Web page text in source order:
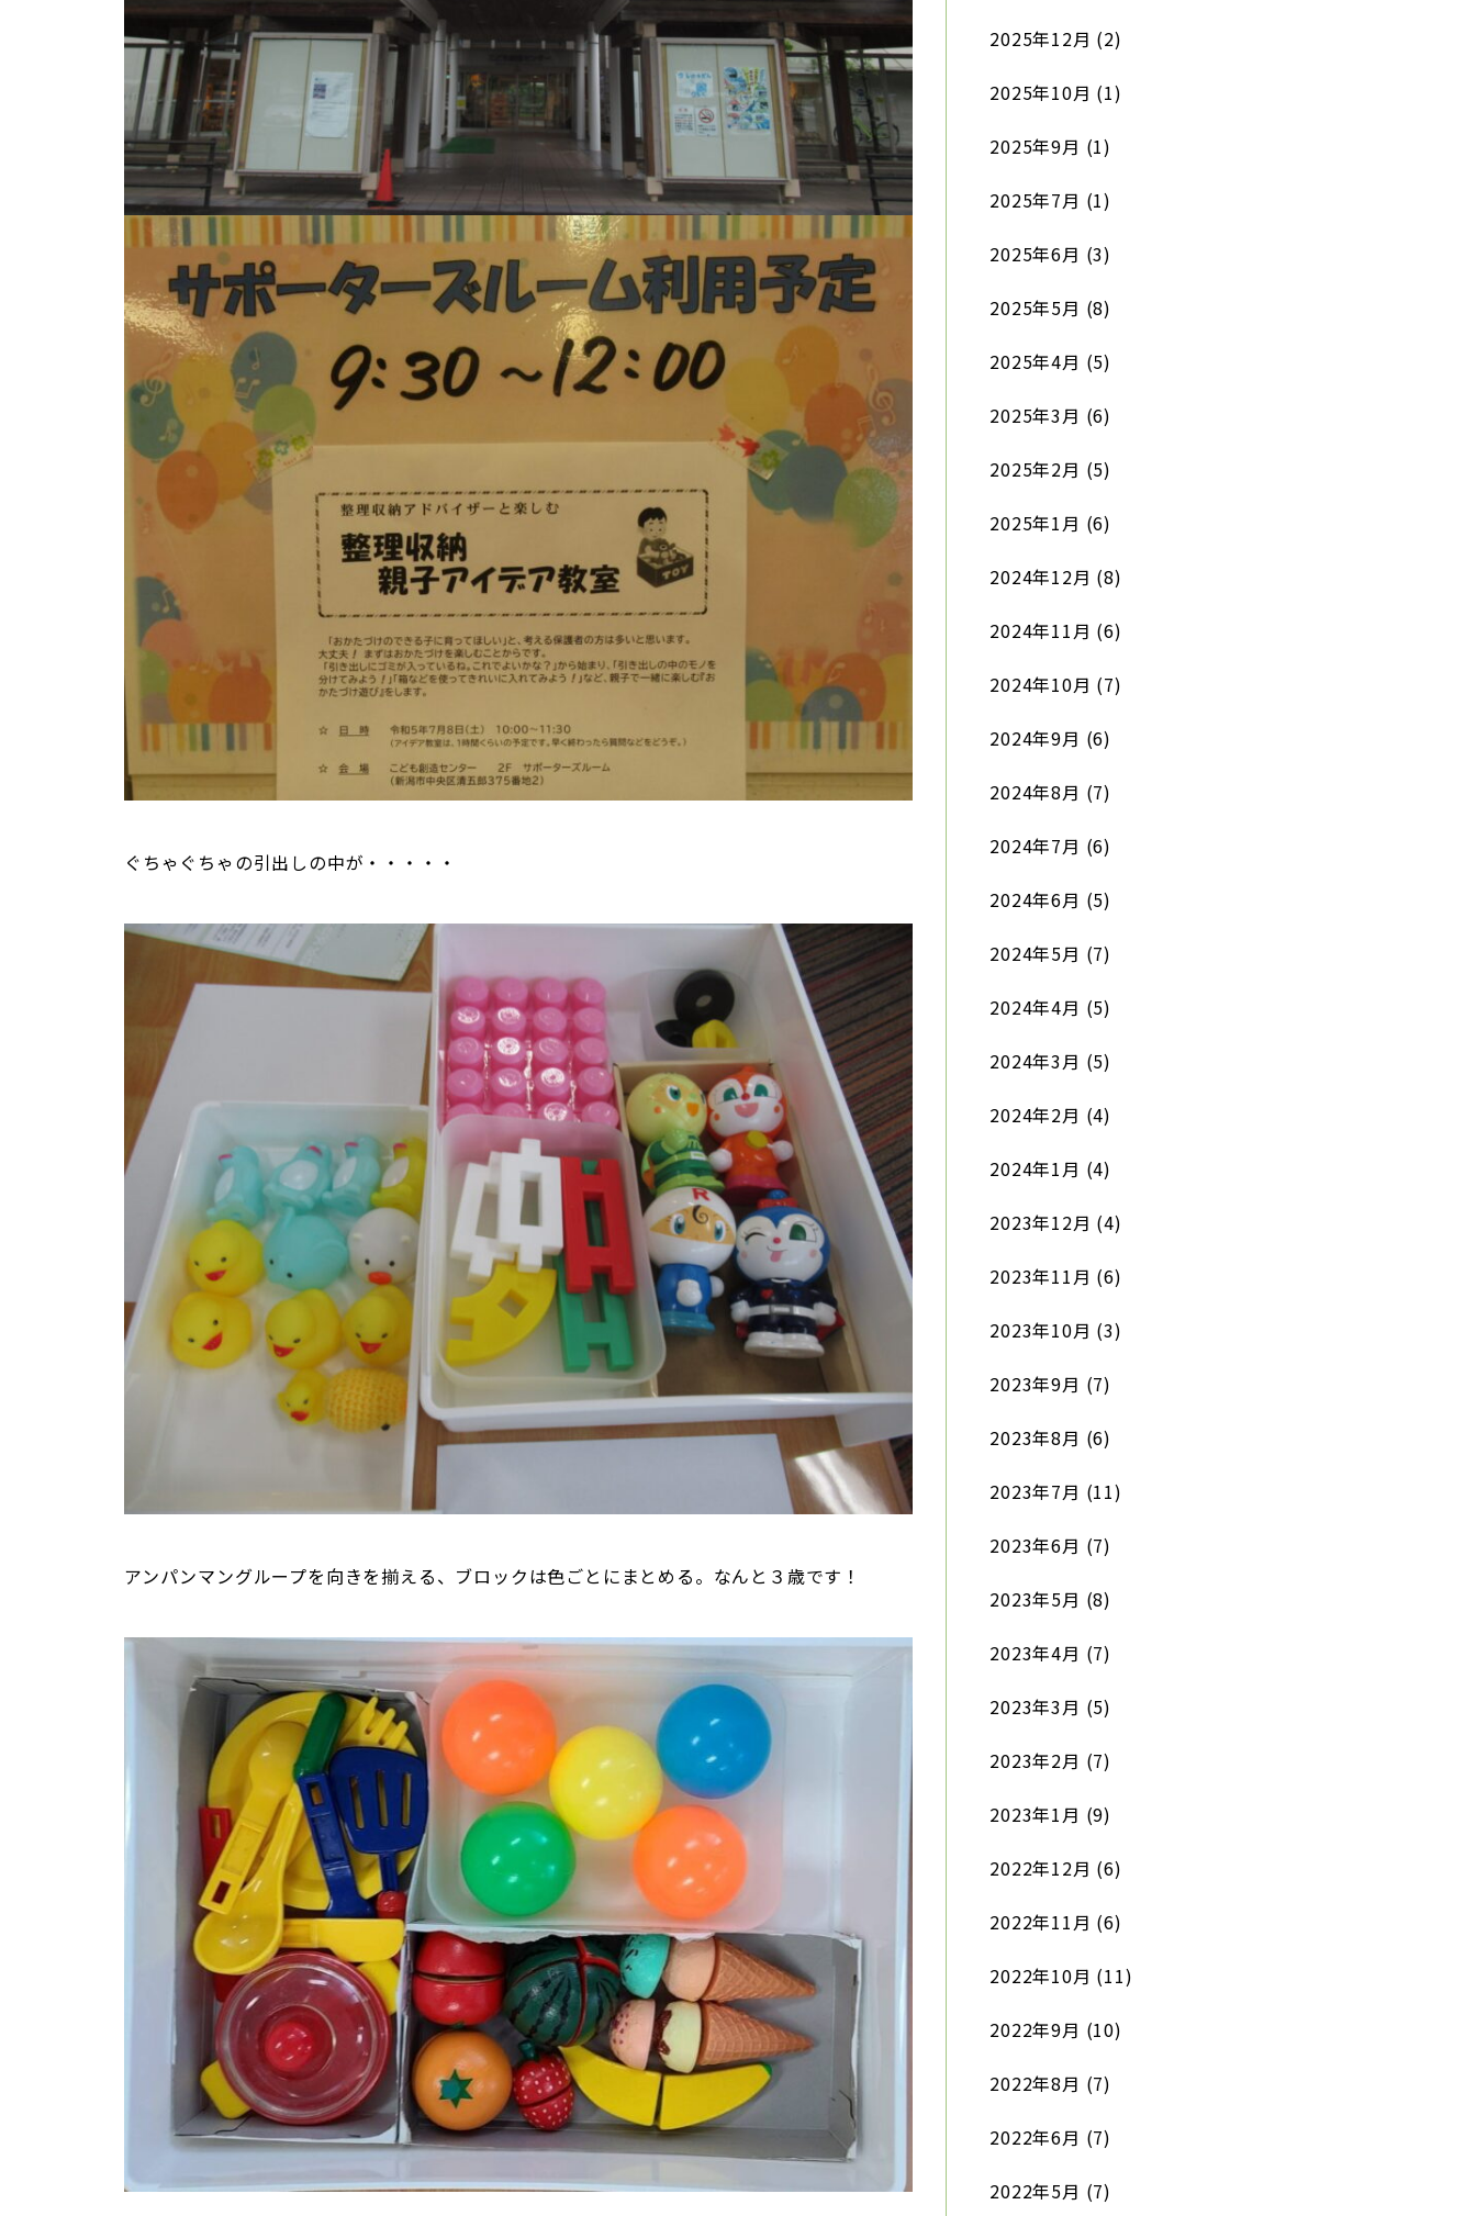
ぐちゃぐちゃの引出しの中が・・・・・
アンパンマングループを向きを揃える、ブロックは色ごとにまとめる。なんと３歳です！
2025年12月 (2)
2025年10月 (1)
2025年9月 (1)
2025年7月 (1)
2025年6月 (3)
2025年5月 (8)
2025年4月 (5)
2025年3月 (6)
2025年2月 (5)
2025年1月 (6)
2024年12月 (8)
2024年11月 (6)
2024年10月 (7)
2024年9月 (6)
2024年8月 (7)
2024年7月 (6)
2024年6月 (5)
2024年5月 (7)
2024年4月 (5)
2024年3月 (5)
2024年2月 (4)
2024年1月 (4)
2023年12月 (4)
2023年11月 (6)
2023年10月 (3)
2023年9月 (7)
2023年8月 (6)
2023年7月 (11)
2023年6月 (7)
2023年5月 (8)
2023年4月 (7)
2023年3月 (5)
2023年2月 (7)
2023年1月 (9)
2022年12月 (6)
2022年11月 (6)
2022年10月 (11)
2022年9月 (10)
2022年8月 (7)
2022年6月 (7)
2022年5月 (7)